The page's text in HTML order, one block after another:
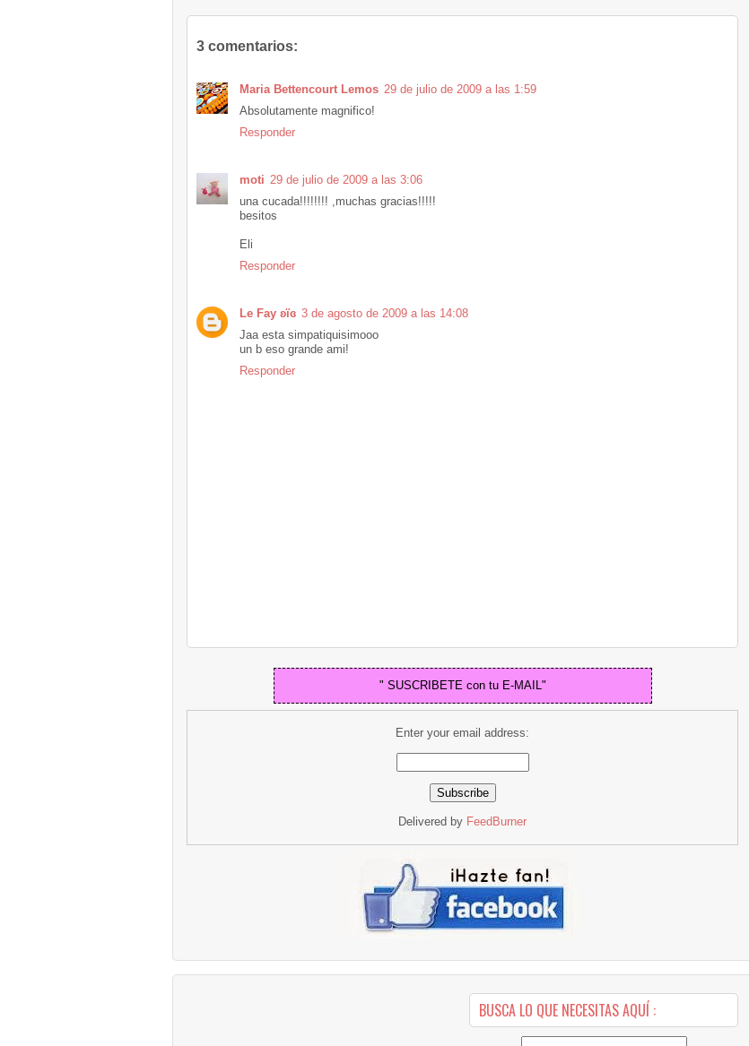
3 comentarios:
Maria Bettencourt Lemos 29 de julio de 2009 a las 1:59
Absolutamente magnifico!
Responder
moti 29 de julio de 2009 a las 3:06
una cucada!!!!!!!! ,muchas gracias!!!!!
besitos
Eli
Responder
Le Fay ʚïɞ 3 de agosto de 2009 a las 14:08
Jaa esta simpatiquisimooo
un b eso grande ami!
Responder
" SUSCRIBETE con tu E-MAIL"
Enter your email address:
Delivered by FeedBurner
BUSCA LO QUE NECESITAS AQUÍ :